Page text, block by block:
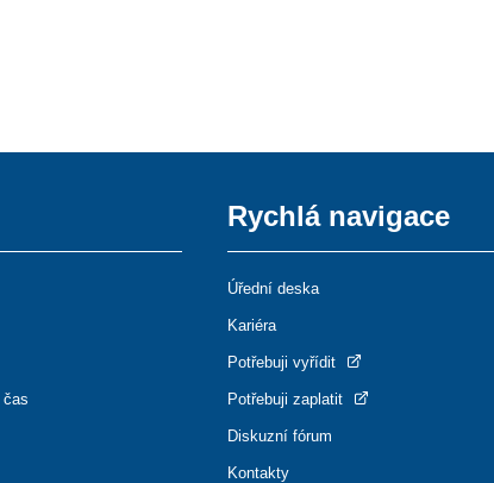
čas
Rychlá navigace
Úřední deska
Kariéra
Potřebuji vyřídit
Potřebuji zaplatit
Diskuzní fórum
Kontakty